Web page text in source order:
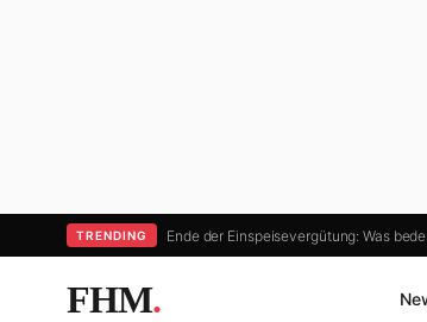
TRENDING Ende der Einspeisevergütung: Was
FHM.